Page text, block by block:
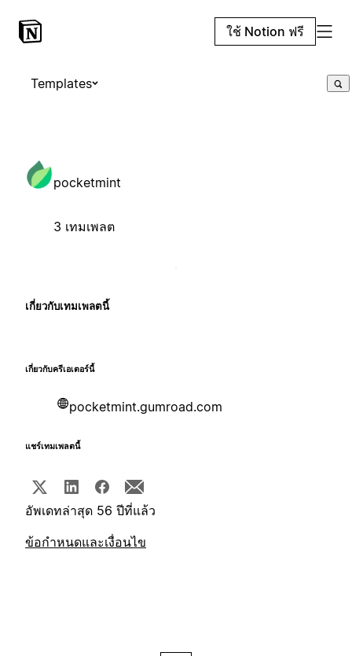
ใช้ Notion ฟรี
Templates
pocketmint
3 เทมเพลต
เกี่ยวกับเทมเพลตนี้
เกี่ยวกับครีเอเตอร์นี้
pocketmint.gumroad.com
แชร์เทมเพลตนี้
อัพเดทล่าสุด 56 ปีที่แล้ว
ข้อกำหนดและเงื่อนไข